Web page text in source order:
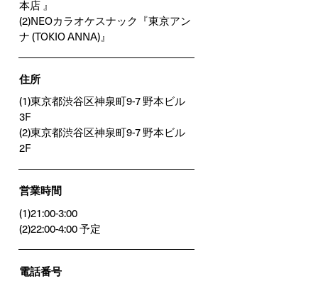
本店 』
(2)NEOカラオケスナック『東京アン
ナ (TOKIO ANNA)』
住所
(1)東京都渋谷区神泉町9-7 野本ビル
3F
(2)東京都渋谷区神泉町9-7 野本ビル
2F
営業時間
(1)21:00-3:00
(2)22:00-4:00 予定
電話番号